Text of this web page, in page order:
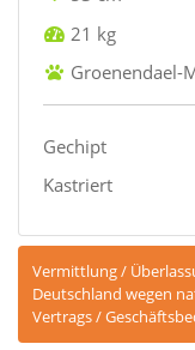
21 kg
Groenendael-
Gechipt
Kastriert
Vermittlung /
Deutschland wegen
Vertrags /